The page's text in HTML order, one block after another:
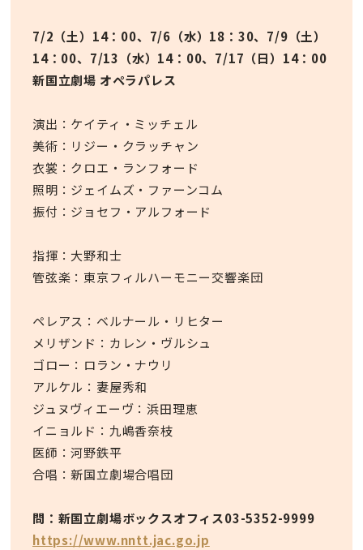
7/2（土）14：00、7/6（水）18：30、7/9（土）
14：00、7/13（水）14：00、7/17（日）14：00
新国立劇場 オペラパレス
演出：ケイティ・ミッチェル
美術：リジー・クラッチャン
衣裳：クロエ・ランフォード
照明：ジェイムズ・ファーンコム
振付：ジョセフ・アルフォード
指揮：大野和士
管弦楽：東京フィルハーモニー交響楽団
ペレアス：ベルナール・リヒター
メリザンド：カレン・ヴルシュ
ゴロー：ロラン・ナウリ
アルケル：妻屋秀和
ジュヌヴィエーヴ：浜田理恵
イニョルド：九嶋香奈枝
医師：河野鉄平
合唱：新国立劇場合唱団
問：新国立劇場ボックスオフィス03-5352-9999
https://www.nntt.jac.go.jp